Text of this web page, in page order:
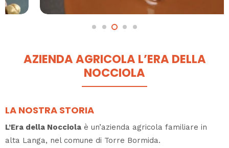
AZIENDA AGRICOLA L’ERA DELLA
NOCCIOLA
LA NOSTRA STORIA
L’Era della Nocciola è un’azienda agricola familiare in
alta Langa, nel comune di Torre Bormida.